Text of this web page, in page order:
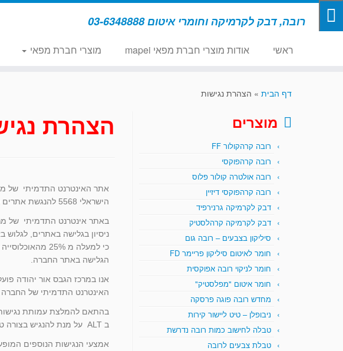
רובה, דבק לקרמיקה וחומרי איטום 03-6348888
ראשי אודות מוצרי חברת מפאי mapei מוצרי חברת מפאי
דף הבית » הצהרת נגישות
מוצרים
רובה קרהקולור FF
רובה קרהפוקסי
רובה אולטרה קולור פלוס
רובה קרהפוקסי דיזיין
דבק לקרמיקה גרנירפיד
דבק לקרמיקה קרהלסטיק
סיליקון בצבעים – רובה גום
חומר לאיטום סיליקון פריימר FD
חומר לניקוי רובה אפוקסית
חומר איטום "מפלסטיק"
מחדש רובה פוגה פרסקה
ניבופלן – טיט ליישור קירות
טבלה לחישוב כמות רובה נדרשת
טבלת צבעים לרובה
הצהרת
הישראלי 5568 להנגשת אתרים ברמת ההנגשה AA
באתר אינטרנט התדמיתי של
ניסיון בגלישה באתרים,
כי למעלה מ
הגלישה באתר החברה.
אנו במרכז הגבס אור יהודה
האינטרנט התדמיתי של החברה
בהתאם להמלצת עמותת
ב ALT על מנת להנגיש בצורה טובה יותר את המידע לפריט לכלל האוכלוסייה בכלל וכל סוגי המוגבלויות בפרט.
אמצעי הנגישות הנוספים